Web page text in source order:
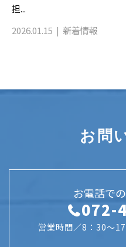
担...
2026.01.15
新着情報
お問
お電話で
072-
営業時間／8：30～